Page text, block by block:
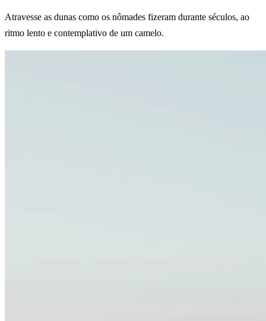
Atravesse as dunas como os nômades fizeram durante séculos, ao
ritmo lento e contemplativo de um camelo.